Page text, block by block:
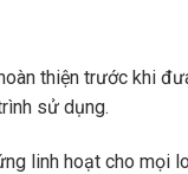
thiện trước khi
sử dụng.
linh hoạt cho mọi